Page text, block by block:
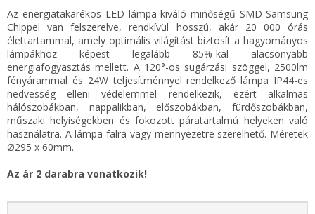
Az energiatakarékos LED lámpa kiváló minőségű SMD-Samsung
Chippel van felszerelve, rendkívül hosszú, akár 20 000 órás
élettartammal, amely optimális világítást biztosít a hagyományos
lámpákhoz képest legalább 85%-kal alacsonyabb
energiafogyasztás mellett. A 120°-os sugárzási szöggel, 2500lm
fényárammal és 24W teljesítménnyel rendelkező lámpa IP44-es
nedvesség elleni védelemmel rendelkezik, ezért alkalmas
hálószobákban, nappalikban, előszobákban, fürdőszobákban,
műszaki helyiségekben és fokozott páratartalmú helyeken való
használatra. A lámpa falra vagy mennyezetre szerelhető. Méretek
Ø295 x 60mm.
Az ár 2 darabra vonatkozik!